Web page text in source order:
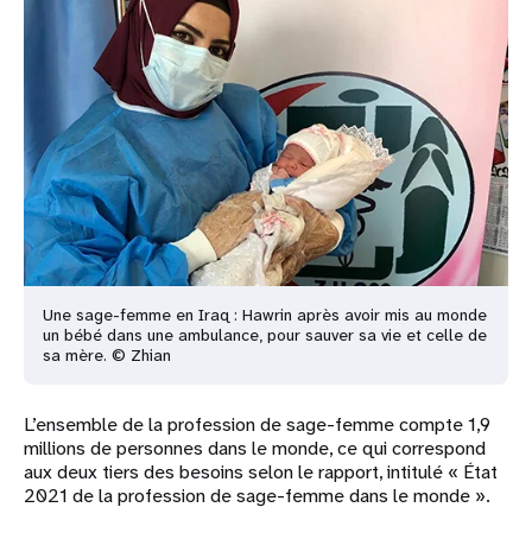
Une sage-femme en Iraq : Hawrin après avoir mis au monde
un bébé dans une ambulance, pour sauver sa vie et celle de
sa mère. © Zhian
L’ensemble de la profession de sage-femme compte 1,9
millions de personnes dans le monde, ce qui correspond
aux deux tiers des besoins selon le rapport, intitulé « État
2021 de la profession de sage-femme dans le monde ».